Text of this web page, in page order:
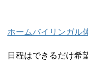
ホームバイリンガル
日程はできるだけ希